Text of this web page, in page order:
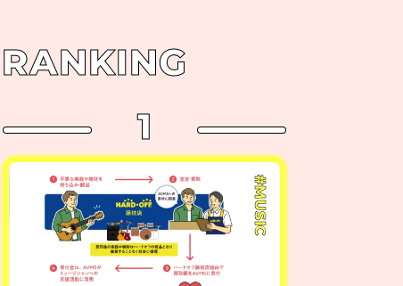
RANKING
1
#MUSIC